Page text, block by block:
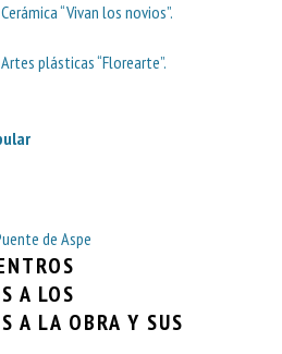
“Vivan los novios”.
Artes plásticas “Florearte”.
de Aspe
A LOS
A LA OBRA Y SUS